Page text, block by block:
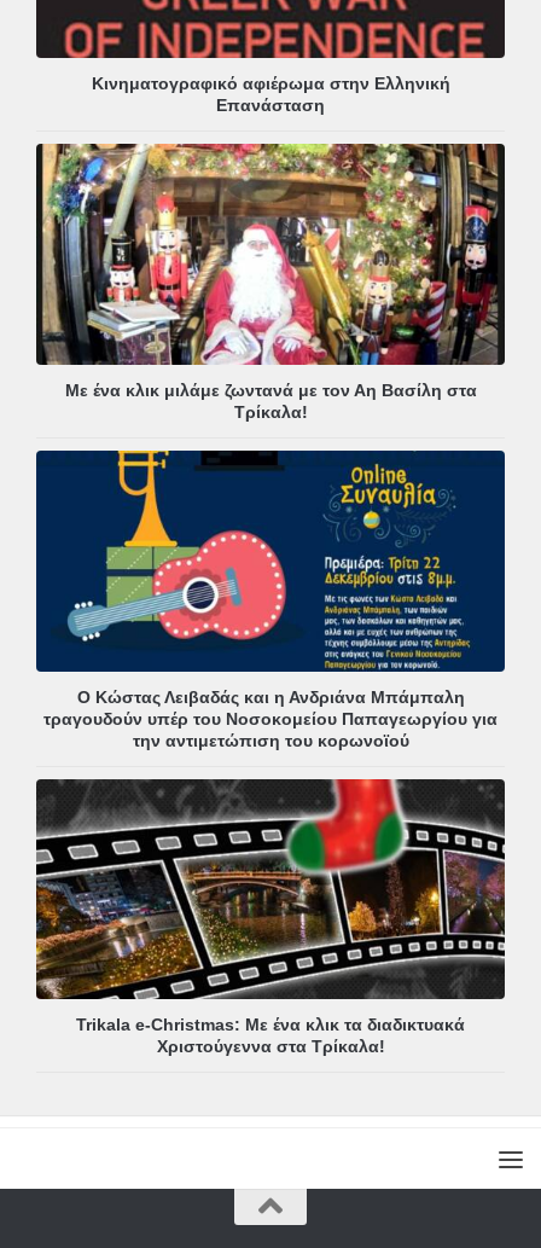
Κινηματογραφικό αφιέρωμα στην Ελληνική
Επανάσταση
Με ένα κλικ μιλάμε ζωντανά με τον Αη Βασίλη στα
Τρίκαλα!
Ο Κώστας Λειβαδάς και η Ανδριάνα Μπάμπαλη
τραγουδούν υπέρ του Νοσοκομείου Παπαγεωργίου για
την αντιμετώπιση του κορωνοϊού
Trikala e-Christmas: Με ένα κλικ τα διαδικτυακά
Χριστούγεννα στα Τρίκαλα!